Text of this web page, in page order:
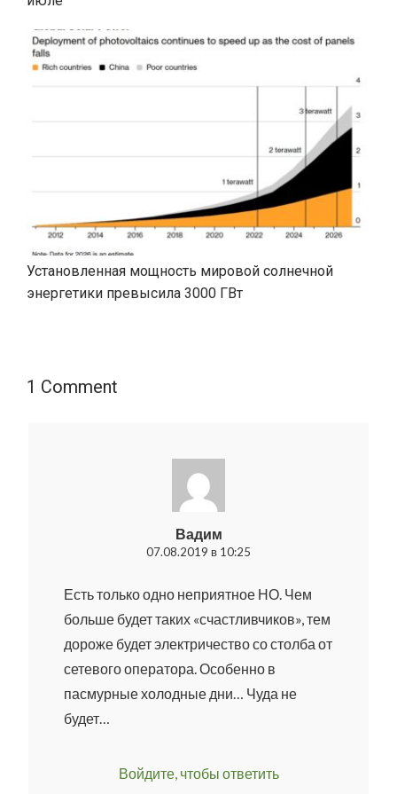
Установленная мощность мировой солнечной
энергетики превысила 3000 ГВт
1 Comment
Вадим
07.08.2019 в 10:25
Есть только одно неприятное НО. Чем
больше будет таких «счастливчиков», тем
дороже будет электричество со столба от
сетевого оператора. Особенно в
пасмурные холодные дни… Чуда не
будет…
Войдите, чтобы ответить